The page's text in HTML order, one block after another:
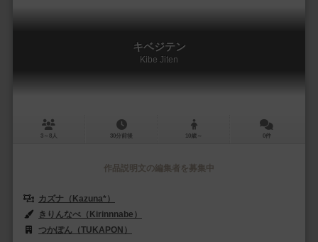
キベジテン
Kibe Jiten
3～8人 30分前後 10歳～ 0件
作品説明文の編集者を募集中
カズナ（Kazuna*）
きりんなべ（Kirinnnabe）
つかぽん（TUKAPON）